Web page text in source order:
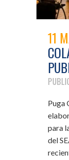
11
Puga
para
del